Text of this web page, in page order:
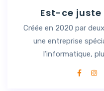
Est-ce juste
Créée en 2020 par
une entreprise
l’informatique,